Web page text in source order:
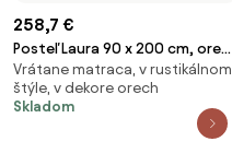
258,7 €
Posteľ Laura 90 x 200 cm, orech
Rošt: Bez roštu, Matrac:
Matrac COCO MAXI 20 cm
Vrátane matraca, v rustikálnom
štýle, v dekore orech
Skladom